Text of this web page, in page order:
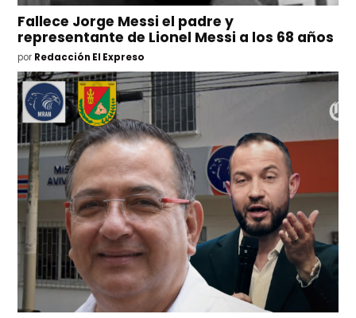
Fallece Jorge Messi el padre y
representante de Lionel Messi a los 68 años
por Redacción El Expreso